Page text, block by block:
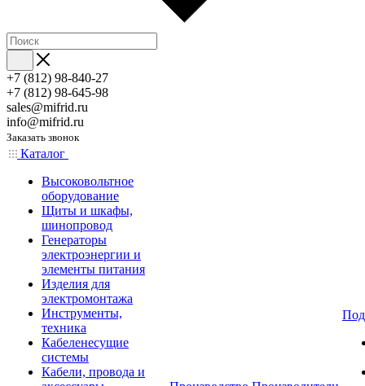
+7 (812) 98-840-27
+7 (812) 98-645-98
sales@mifrid.ru
info@mifrid.ru
Заказать звонок
Каталог
Высоковольтное
оборудование
Щиты и шкафы,
шинопровод
Генераторы
электроэнергии и
элементы питания
Изделия для
электромонтажа
Инструменты,
техника
Кабеленесущие
системы
Кабели, провода и